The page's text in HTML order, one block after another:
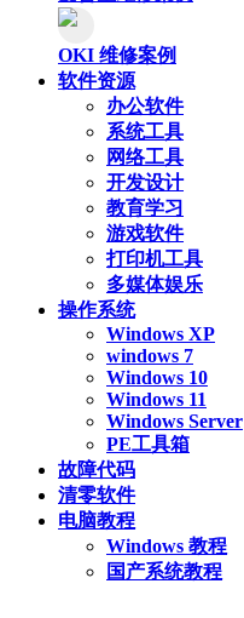
OKI 维修案例
软件资源
办公软件
系统工具
网络工具
开发设计
教育学习
游戏软件
打印机工具
多媒体娱乐
操作系统
Windows XP
windows 7
Windows 10
Windows 11
Windows Server
PE工具箱
故障代码
清零软件
电脑教程
Windows 教程
国产系统教程